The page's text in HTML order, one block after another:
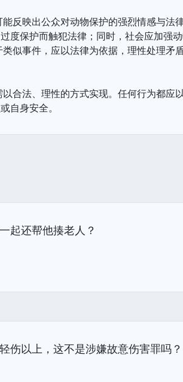
反映出公众对动物保护的强烈情感与法
度保护而触犯法律；同时，社会应加强
似事件，应以法律为依据，理性处理矛
合法、理性的方式实现。任何行为都应
自身安全。
起还帮他揍老人？
伤以上，这不是涉嫌故意伤害罪吗？